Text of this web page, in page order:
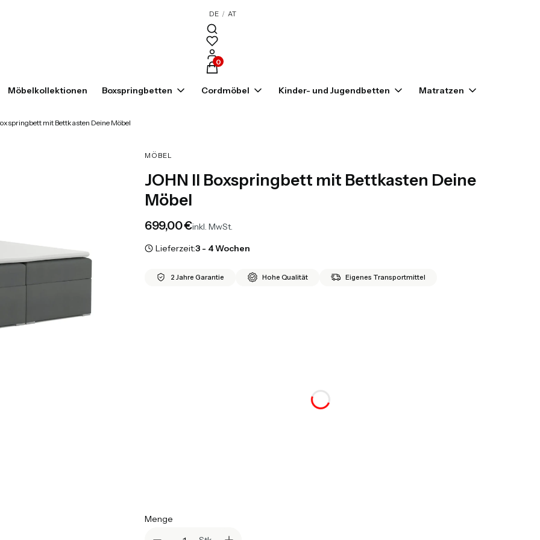
DE / AT
Produkte im Warenkorb: 0. Details anzeigen
Möbelkollektionen Boxspringbetten Cordmöbel Kinder- und Jugendbetten Matratzen
mit Bettkasten Deine Möbel
MÖBEL
JOHN II Boxspringbett mit Bettkasten Deine
Möbel
Preis
699,00 €inkl. MwSt.
Lieferzeit:3 - 4 Wochen
2 Jahre Garantie Hohe Qualität Eigenes Transportmittel
Menge